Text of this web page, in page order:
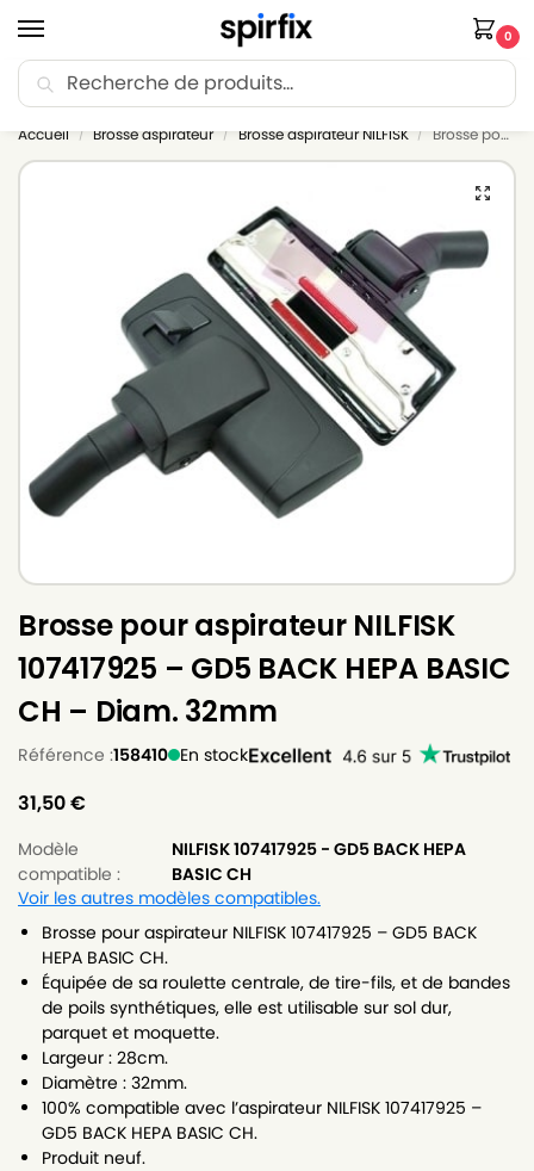
0
🚚 Livraison Point Relais offerte dès 30€ d’achat.
Accueil / Brosse aspirateur / Brosse aspirateur NILFISK / Brosse pour aspirateur NILFISK 107417925 – GD5 BACK HEPA BASIC CH – Diam. 32mm
Brosse pour aspirateur NILFISK
107417925 – GD5 BACK HEPA BASIC
CH – Diam. 32mm
Référence :158410 En stock
31,50€
Modèle
compatible :
NILFISK 107417925 - GD5 BACK HEPA
BASIC CH
Voir les autres modèles compatibles.
Brosse pour aspirateur NILFISK 107417925 – GD5 BACK
HEPA BASIC CH.
Équipée de sa roulette centrale, de tire-fils, et de bandes
de poils synthétiques, elle est utilisable sur sol dur,
parquet et moquette.
Largeur : 28cm.
Diamètre : 32mm.
100% compatible avec l’aspirateur NILFISK 107417925 –
GD5 BACK HEPA BASIC CH.
Produit neuf.